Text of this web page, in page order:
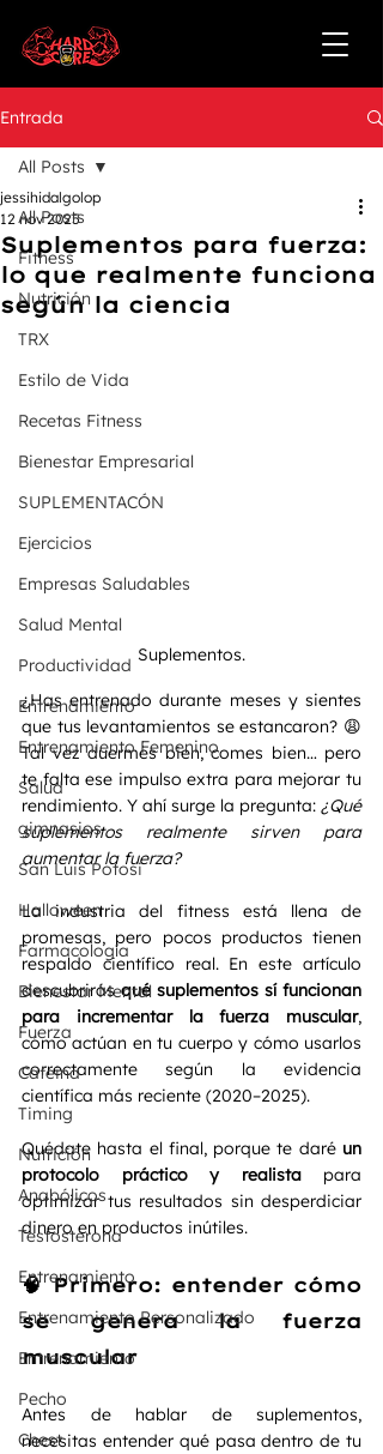
Entrada
All Posts
Fitness
Nutrición
TRX
Estilo de Vida
Recetas Fitness
Bienestar Empresarial
SUPLEMENTACÓN
Ejercicios
Empresas Saludables
Salud Mental
Productividad
Entrenamiento
Entrenamiento Femenino
Salud
gimnasios
San Luis Potosi
Halloween
Farmacología
Bienestar Mental
Fuerza
Cafeina
Timing
Nutrición
Anabólicos
Testosterona
Entrenamiento
Entrenamiento Personalizado
Entrenamiento
Pecho
Chest
All Posts
Suplementos para fuerza:
lo que realmente funciona
según la ciencia
jessihidalgolop
12 nov 2025
Suplementos.
¿Has entrenado durante meses y sientes
que tus levantamientos se estancaron? 😩
Tal vez duermes bien, comes bien… pero
te falta ese impulso extra para mejorar tu
rendimiento. Y ahí surge la pregunta: ¿Qué
suplementos realmente sirven para
aumentar la fuerza?
La industria del fitness está llena de
promesas, pero pocos productos tienen
respaldo científico real. En este artículo
descubrirás qué suplementos sí funcionan
para incrementar la fuerza muscular,
cómo actúan en tu cuerpo y cómo usarlos
correctamente según la evidencia
científica más reciente (2020–2025).
Quédate hasta el final, porque te daré un
protocolo práctico y realista para
optimizar tus resultados sin desperdiciar
dinero en productos inútiles.
🧠 Primero: entender cómo
se genera la fuerza
muscular
Antes de hablar de suplementos,
necesitas entender qué pasa dentro de tu